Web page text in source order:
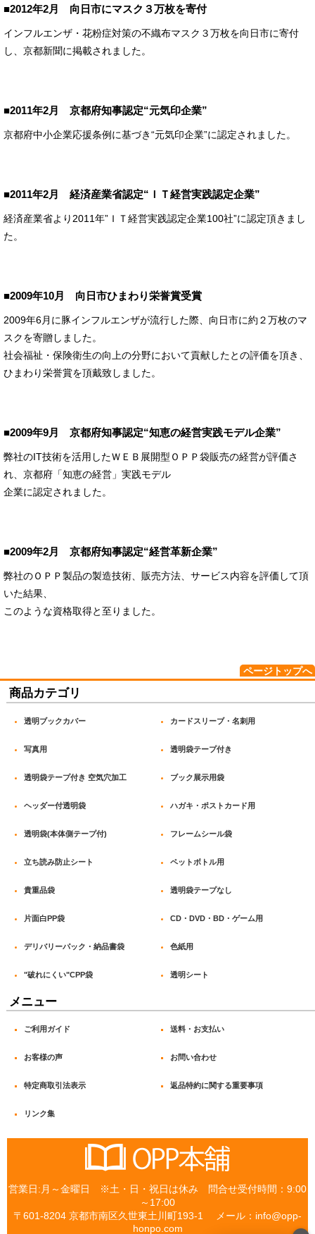
■2012年2月 向日市にマスク３万枚を寄付
インフルエンザ・花粉症対策の不織布マスク３万枚を向日市に寄付
し、京都新聞に掲載されました。
■2011年2月 京都府知事認定“元気印企業”
京都府中小企業応援条例に基づき“元気印企業”に認定されました。
■2011年2月 経済産業省認定“ＩＴ経営実践認定企業”
経済産業省より2011年”ＩＴ経営実践認定企業100社”に認定頂きまし
た。
■2009年10月 向日市ひまわり栄誉賞受賞
2009年6月に豚インフルエンザが流行した際、向日市に約２万枚のマ
スクを寄贈しました。
社会福祉・保険衛生の向上の分野において貢献したとの評価を頂き、
ひまわり栄誉賞を頂戴致しました。
■2009年9月 京都府知事認定“知恵の経営実践モデル企業”
弊社のIT技術を活用したＷＥＢ展開型ＯＰＰ袋販売の経営が評価さ
れ、京都府「知恵の経営」実践モデル
企業に認定されました。
■2009年2月 京都府知事認定“経営革新企業”
弊社のＯＰＰ製品の製造技術、販売方法、サービス内容を評価して頂
いた結果、
このような資格取得と至りました。
ページトップへ
商品カテゴリ
透明ブックカバー カードスリーブ・名刺用
写真用 透明袋テープ付き
透明袋テープ付き 空気穴加工 ブック展示用袋
ヘッダー付透明袋 ハガキ・ポストカード用
透明袋(本体側テープ付) フレームシール袋
立ち読み防止シート ペットボトル用
貴重品袋 透明袋テープなし
片面白PP袋 CD・DVD・BD・ゲーム用
デリバリーパック・納品書袋 色紙用
"破れにくい"CPP袋 透明シート
メニュー
ご利用ガイド 送料・お支払い
お客様の声 お問い合わせ
特定商取引法表示 返品特約に関する重要事項
リンク集
営業日:月～金曜日 ※土・日・祝日は休み 問合せ受付時間：9:00
～17:00
〒601-8204 京都市南区久世東土川町193-1 メール：info@opp-
honpo.com